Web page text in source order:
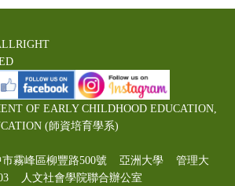
OF EARLY CHILDHOOD EDUCATION,
(師資培育學系)
市霧峰區柳豐路500號 亞洲大學 管理大
人文社會學院聯合辦公室